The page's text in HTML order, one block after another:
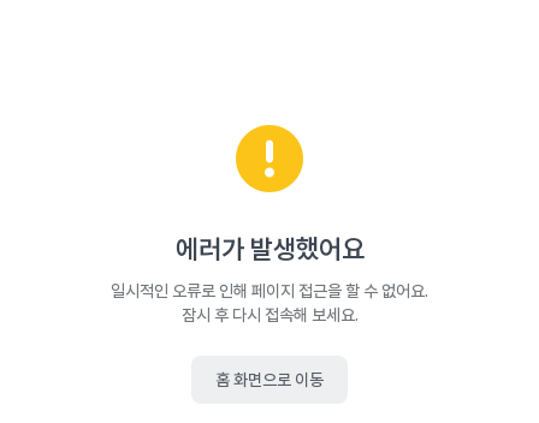
에러가 발생했어요
일시적인 오류로 인해 페이지 접근을 할 수 없어요.
잠시 후 다시 접속해 보세요.
홈 화면으로 이동